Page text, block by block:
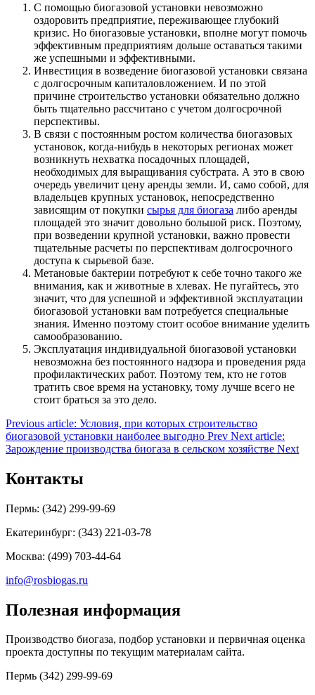
С помощью биогазовой установки невозможно
оздоровить предприятие, переживающее глубокий
кризис. Но биогазовые установки, вполне могут помочь
эффективным предприятиям дольше оставаться такими
же успешными и эффективными.
Инвестиция в возведение биогазовой установки связана
с долгосрочным капиталовложением. И по этой
причине строительство установки обязательно должно
быть тщательно рассчитано с учетом долгосрочной
перспективы.
В связи с постоянным ростом количества биогазовых
установок, когда-нибудь в некоторых регионах может
возникнуть нехватка посадочных площадей,
необходимых для выращивания субстрата. А это в свою
очередь увеличит цену аренды земли. И, само собой, для
владельцев крупных установок, непосредственно
зависящим от покупки сырья для биогаза либо аренды
площадей это значит довольно большой риск. Поэтому,
при возведении крупной установки, важно провести
тщательные расчеты по перспективам долгосрочного
доступа к сырьевой базе.
Метановые бактерии потребуют к себе точно такого же
внимания, как и животные в хлевах. Не пугайтесь, это
значит, что для успешной и эффективной эксплуатации
биогазовой установки вам потребуется специальные
знания. Именно поэтому стоит особое внимание уделить
самообразованию.
Эксплуатация индивидуальной биогазовой установки
невозможна без постоянного надзора и проведения ряда
профилактических работ. Поэтому тем, кто не готов
тратить свое время на установку, тому лучше всего не
стоит браться за это дело.
Previous article: Условия, при которых строительство
биогазовой установки наиболее выгодно Prev Next article:
Зарождение производства биогаза в сельском хозяйстве Next
Контакты
Пермь: (342) 299-99-69
Екатеринбург: (343) 221-03-78
Москва: (499) 703-44-64
info@rosbiogas.ru
Полезная информация
Производство биогаза, подбор установки и первичная оценка
проекта доступны по текущим материалам сайта.
Пермь (342) 299-99-69